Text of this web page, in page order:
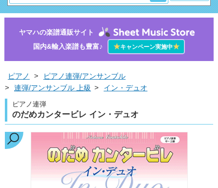
ヤマハの楽譜通販サイト
国内&輸入楽譜も豊富♪
★キャンペーン実施中★
ピアノ >
ピアノ連弾/アンサンブル
>
連弾/アンサンブル 上級 > イン・デュオ
ピアノ連弾
のだめカンタービレ イン・デュオ